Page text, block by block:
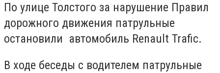
По улице Толстого за нарушение Правил
дорожного движения патрульные
остановили автомобиль Renault Trafic.
В ходе беседы с водителем патрульные